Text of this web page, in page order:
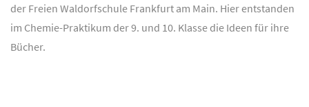
der Freien Waldorfschule Frankfurt am Main. Hier entstanden
im Chemie-Praktikum der 9. und 10. Klasse die Ideen für ihre
Bücher.